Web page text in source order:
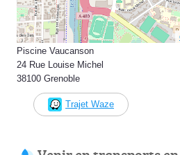
Piscine Vaucanson
24 Rue Louise Michel
38100 Grenoble
Trajet Waze